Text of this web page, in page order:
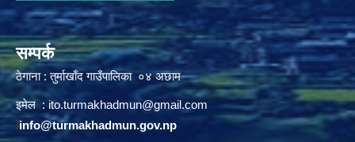
सम्पर्क
ठेगाना : तुर्माखाँद गाउँपालिका ०४ अछाम
इमेल : ito.turmakhadmun@gmail.com
/info@turmakhadmun.gov.np